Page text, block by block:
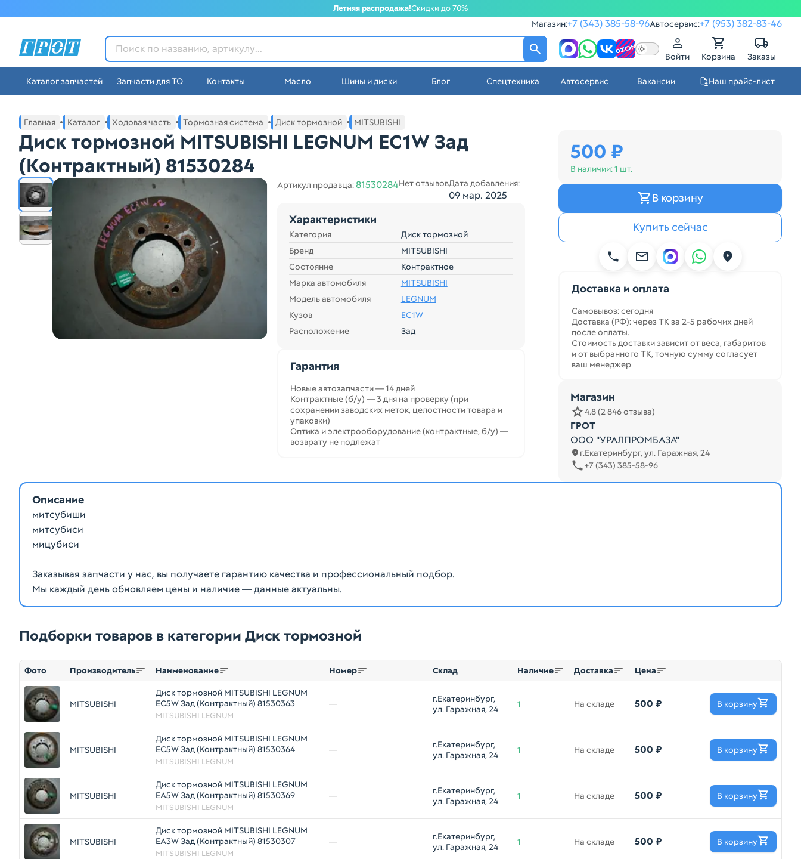
Летняя распродажа!Скидки до 70%
Магазин:+7 (343) 385-58-96Автосервис:+7 (953) 382-83-46
ГРОТ - Автозапчасти в Екатеринбурге
Войти Корзина Заказы
Каталог запчастей Запчасти для ТО Контакты Масло Шины и диски Блог Спецтехника Автосервис Вакансии Наш прайс-лист
Основное меню навигации интернет-магазина автозапчастей в Екатеринбурге
Главная Каталог Ходовая часть Тормозная система Диск тормозной MITSUBISHI
Диск тормозной MITSUBISHI LEGNUM EC1W Зад
(Контрактный) 81530284
Артикул продавца:81530284Нет отзывовДата добавления:
09 мар. 2025
Характеристики
Категория
Диск тормозной
Бренд
MITSUBISHI
Состояние
Контрактное
Марка автомобиля
MITSUBISHI
Модель автомобиля
LEGNUM
Кузов
EC1W
Расположение
Зад
Гарантия
Новые автозапчасти — 14 дней
Контрактные (б/у) — 3 дня на проверку (при
сохранении заводских меток, целостности товара и
упаковки)
Оптика и электрооборудование (контрактные, б/у) —
возврату не подлежат
500 ₽
В наличии:1 шт.
В корзину
Купить сейчас
Доставка и оплата
Самовывоз: сегодня
Доставка (РФ): через ТК за 2-5 рабочих дней
после оплаты.
Стоимость доставки зависит от веса, габаритов
и от выбранного ТК, точную сумму согласует
ваш менеджер
Магазин
4.8 (2 846 отзыва)
ГРОТ
ООО "УРАЛПРОМБАЗА"
г.Екатеринбург, ул. Гаражная, 24
+7 (343) 385-58-96
Описание
митсубиши
митсубиси
мицубиси
Заказывая запчасти у нас, вы получаете гарантию качества и профессиональный подбор.
Мы каждый день обновляем цены и наличие — данные актуальны.
Подборки товаров в категории Диск тормозной
Фото Производитель Наименование Номер Склад Наличие Доставка Цена
MITSUBISHI
Диск тормозной MITSUBISHI LEGNUM
EC5W Зад (Контрактный) 81530363
MITSUBISHI LEGNUM
—
г.Екатеринбург,
ул. Гаражная, 24
1 На складе 500 ₽ В корзину
MITSUBISHI
Диск тормозной MITSUBISHI LEGNUM
EC5W Зад (Контрактный) 81530364
MITSUBISHI LEGNUM
—
г.Екатеринбург,
ул. Гаражная, 24
1 На складе 500 ₽ В корзину
MITSUBISHI
Диск тормозной MITSUBISHI LEGNUM
EA5W Зад (Контрактный) 81530369
MITSUBISHI LEGNUM
—
г.Екатеринбург,
ул. Гаражная, 24
1 На складе 500 ₽ В корзину
MITSUBISHI
Диск тормозной MITSUBISHI LEGNUM
EA3W Зад (Контрактный) 81530307
MITSUBISHI LEGNUM
—
г.Екатеринбург,
ул. Гаражная, 24
1 На складе 500 ₽ В корзину